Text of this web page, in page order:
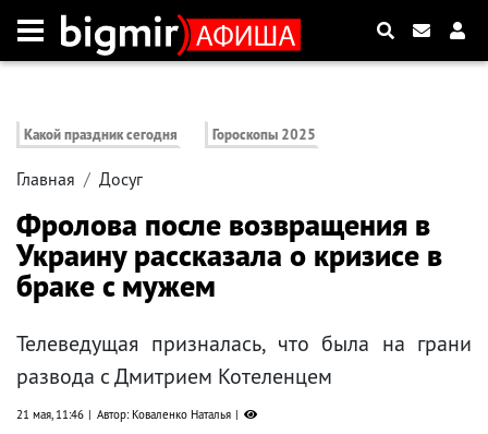
Какой праздник сегодня Гороскопы 2025
Главная Досуг
Фролова после возвращения в
Украину рассказала о кризисе в
браке с мужем
Телеведущая призналась, что была на грани
развода с Дмитрием Котеленцем
21 мая, 11:46 Автор: Коваленко Наталья